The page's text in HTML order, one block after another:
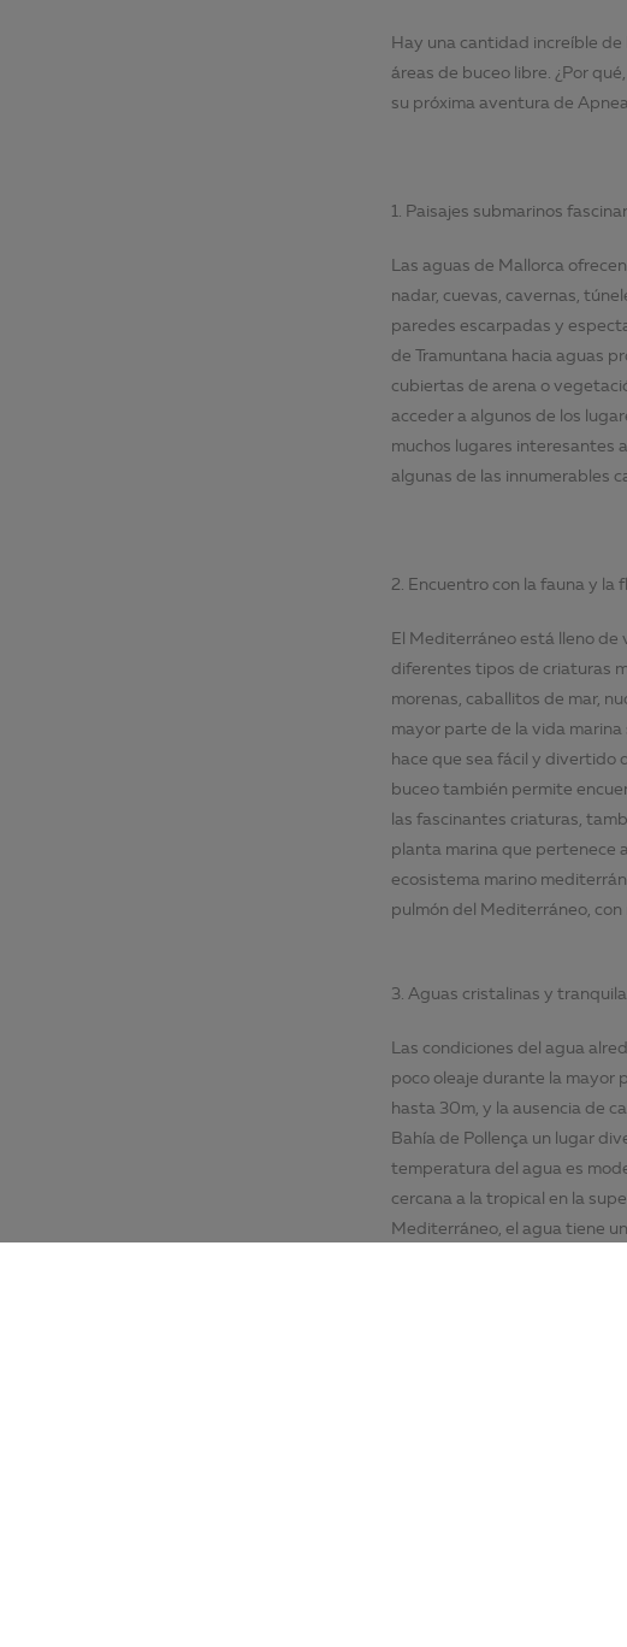
Hay una cantidad increíble
áreas de buceo libre. ¿Por
su próxima aventura de
1. Paisajes submarinos
Las aguas de Mallorca
nadar, cuevas, cavernas,
paredes escarpadas y
de Tramuntana hacia aguas
cubiertas de arena o
acceder a algunos de los
muchos lugares interesantes
algunas de las innumerables
2. Encuentro con la fauna y la
El Mediterráneo está lleno
diferentes tipos de criaturas
morenas, caballitos de mar,
mayor parte de la vida
hace que sea fácil y divertido
buceo también permite
las fascinantes criaturas,
planta marina que pertenece
ecosistema marino
pulmón del Mediterráneo, con
3. Aguas cristalinas y
Las condiciones del agua
poco oleaje durante la mayor
hasta 30m, y la ausencia de
Bahía de Pollença un lugar
temperatura del agua es
cercana a la tropical en la
Mediterráneo, el agua tiene